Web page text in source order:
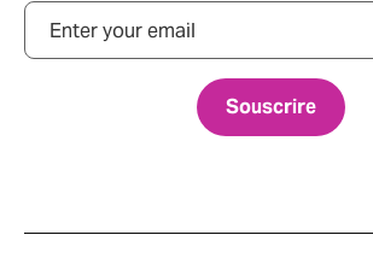
Courriel